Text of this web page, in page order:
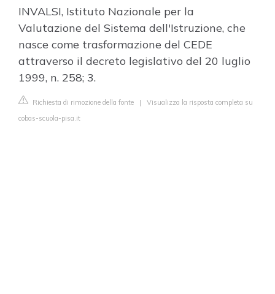
INVALSI, Istituto Nazionale per la
Valutazione del Sistema dell'Istruzione, che
nasce come trasformazione del CEDE
attraverso il decreto legislativo del 20 luglio
1999, n. 258; 3.
Richiesta di rimozione della fonte | Visualizza la risposta completa su
cobas-scuola-pisa.it